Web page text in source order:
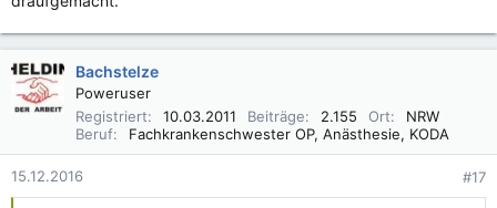
Bachstelze
Poweruser
Registriert
10.03.2011 Beiträge 2.155 Ort
NRW
Beruf
Fachkrankenschwester OP, Anästhesie, KODA
15.12.2016 #17